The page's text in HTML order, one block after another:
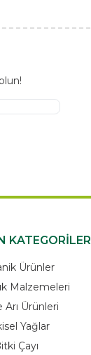
KATEGORİLER
Ürünler
Malzemeleri
Arı Ürünleri
Yağlar
Çayı